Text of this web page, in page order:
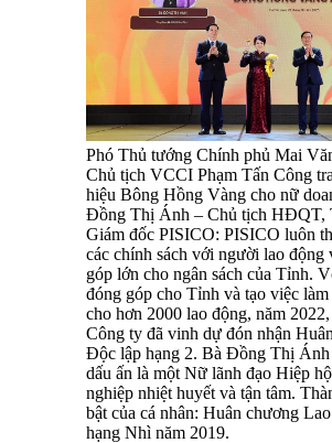
Phó Thủ tướng Chính phủ Mai
Chủ tịch VCCI Phạm Tấn Công
hiệu Bông Hồng Vàng cho nữ
Đồng Thị Ánh – Chủ tịch HĐQT,
Giám đốc PISICO: PISICO luôn
các chính sách với người lao động
góp lớn cho ngân sách của Tỉnh.
đóng góp cho Tỉnh và tạo việc
cho hơn 2000 lao động, năm
Công ty đã vinh dự đón nhận
Độc lập hạng 2. Bà Đồng Thị Ánh
dấu ấn là một Nữ lãnh đạo Hiệp
nghiệp nhiệt huyết và tận tâm.
bật của cá nhân: Huân chương
hạng Nhì năm 2019.